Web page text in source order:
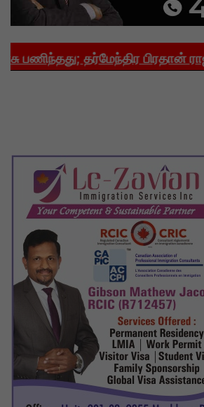
தர்மேந்திர பிரதான் ராஜினாமா